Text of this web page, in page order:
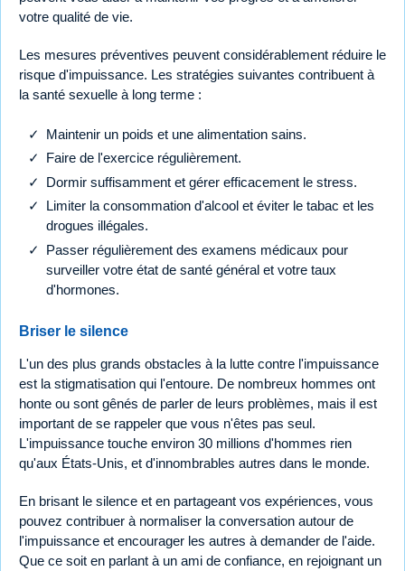
votre qualité de vie.
Les mesures préventives peuvent considérablement réduire le
risque d'impuissance. Les stratégies suivantes contribuent à
la santé sexuelle à long terme :
Maintenir un poids et une alimentation sains.
Faire de l'exercice régulièrement.
Dormir suffisamment et gérer efficacement le stress.
Limiter la consommation d'alcool et éviter le tabac et les
drogues illégales.
Passer régulièrement des examens médicaux pour
surveiller votre état de santé général et votre taux
d'hormones.
Briser le silence
L'un des plus grands obstacles à la lutte contre l'impuissance
est la stigmatisation qui l'entoure. De nombreux hommes ont
honte ou sont gênés de parler de leurs problèmes, mais il est
important de se rappeler que vous n'êtes pas seul.
L'impuissance touche environ 30 millions d'hommes rien
qu'aux États-Unis, et d'innombrables autres dans le monde.
En brisant le silence et en partageant vos expériences, vous
pouvez contribuer à normaliser la conversation autour de
l'impuissance et encourager les autres à demander de l'aide.
Que ce soit en parlant à un ami de confiance, en rejoignant un